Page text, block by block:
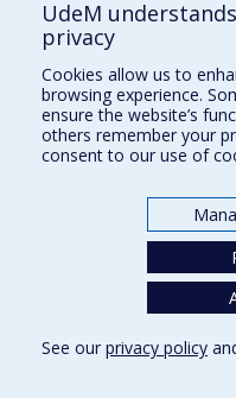
BESOIN D'AIDE?
Plan du site
Signaler une erreur
Accessibilité
Nos départements et écoles
UdeM
privacy
Cookies allow us to
browsing experience.
ensure the website’s
others remember your
consent to our use of
See our privacy policy